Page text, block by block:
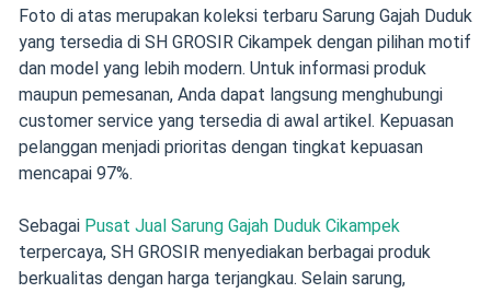
Foto di atas merupakan koleksi terbaru Sarung Gajah Duduk
yang tersedia di SH GROSIR Cikampek dengan pilihan motif
dan model yang lebih modern. Untuk informasi produk
maupun pemesanan, Anda dapat langsung menghubungi
customer service yang tersedia di awal artikel. Kepuasan
pelanggan menjadi prioritas dengan tingkat kepuasan
mencapai 97%.
SebagaiPusat Jual Sarung Gajah Duduk Cikampek
terpercaya, SH GROSIR menyediakan berbagai produk
berkualitas dengan harga terjangkau. Selain sarung,